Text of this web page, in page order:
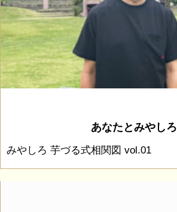
あなたとみやしろ
みやしろ 芋づる式相関図 vol.01